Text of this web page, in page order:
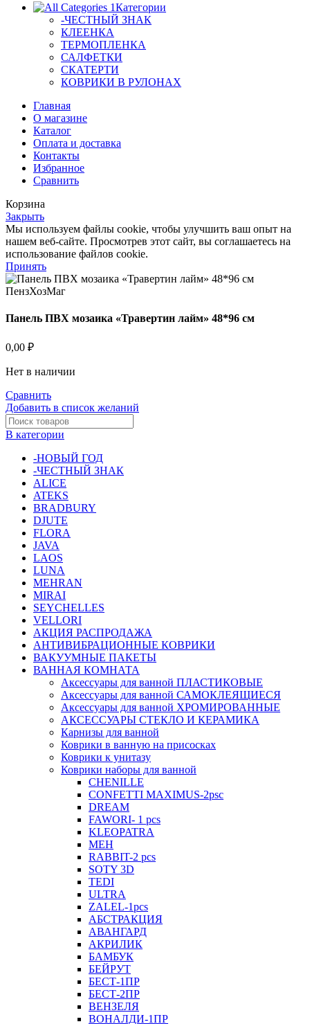
Категории
-ЧЕСТНЫЙ ЗНАК
КЛЕЕНКА
ТЕРМОПЛЕНКА
САЛФЕТКИ
СКАТЕРТИ
КОВРИКИ В РУЛОНАХ
Главная
О магазине
Каталог
Оплата и доставка
Контакты
Избранное
Сравнить
Корзина
Закрыть
Мы используем файлы cookie, чтобы улучшить ваш опыт на
нашем веб-сайте. Просмотрев этот сайт, вы соглашаетесь на
использование файлов cookie.
Принять
Панель ПВХ мозаика «Травертин лайм» 48*96 см
0,00 ₽
Нет в наличии
Сравнить
Добавить в список желаний
В категории
-НОВЫЙ ГОД
-ЧЕСТНЫЙ ЗНАК
ALICE
ATEKS
BRADBURY
DJUTE
FLORA
JAVA
LAOS
LUNA
MEHRAN
MIRAI
SEYCHELLES
VELLORI
АКЦИЯ РАСПРОДАЖА
АНТИВИБРАЦИОННЫЕ КОВРИКИ
ВАКУУМНЫЕ ПАКЕТЫ
ВАННАЯ КОМНАТА
Аксессуары для ванной ПЛАСТИКОВЫЕ
Аксессуары для ванной САМОКЛЕЯЩИЕСЯ
Аксессуары для ванной ХРОМИРОВАННЫЕ
АКСЕССУАРЫ СТЕКЛО И КЕРАМИКА
Карнизы для ванной
Коврики в ванную на присосках
Коврики к унитазу
Коврики наборы для ванной
CHENILLE
CONFETTI MAXIMUS-2psc
DREAM
FAWORI- 1 pcs
KLEOPATRA
MEH
RABBIT-2 pcs
SOTY 3D
TEDI
ULTRA
ZALEL-1pcs
АБСТРАКЦИЯ
АВАНГАРД
АКРИЛИК
БАМБУК
БЕЙРУТ
БЕСТ-1ПР
БЕСТ-2ПР
ВЕНЗЕЛЯ
ВОНАЛДИ-1ПР